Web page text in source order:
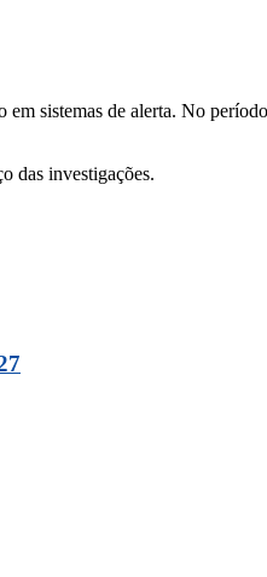
sistemas de alerta. No
das investigações.